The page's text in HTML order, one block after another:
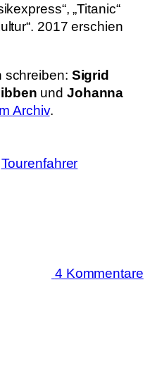
„Titanic“
2017 erschien
schreiben: Sigrid
und Johanna
Archiv.
Tourenfahrer
4 Kommentare